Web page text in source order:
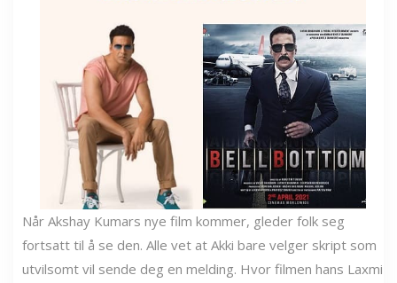
Når Akshay Kumars nye film kommer, gleder folk seg
fortsatt til å se den. Alle vet at Akki bare velger skript som
utvilsomt vil sende deg en melding. Hvor filmen hans Laxmi